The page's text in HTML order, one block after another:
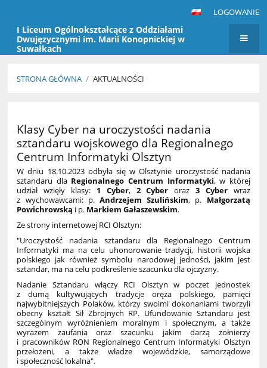
LOGOWANIE
I Liceum Ogólnokształcące z Oddziałami
Dwujęzycznymi im. Marii Konopnickiej w
Suwałkach
STRONA GŁÓWNA / AKTUALNOŚCI
Klasy Cyber na uroczystości nadania
sztandaru wojskowego dla Regionalnego
Centrum Informatyki Olsztyn
W dniu 18.10.2023 odbyła się w Olsztynie uroczystość nadania
sztandaru dla Regionalnego Centrum Informatyki, w której
udział wzięły klasy: 1 Cyber, 2 Cyber oraz3 Cyberwraz
z wychowawcami: p. Andrzejem Szulińskim, p. Małgorzatą
Powichrowską i p. Markiem Gałaszewskim.
Ze strony internetowej RCI Olsztyn:
"Uroczystość nadania sztandaru dla Regionalnego Centrum
Informatyki ma na celu uhonorowanie tradycji, historii wojska
polskiego jak również symbolu narodowej jedności, jakim jest
sztandar, ma na celu podkreślenie szacunku dla ojczyzny.
Nadanie Sztandaru włączy RCI Olsztyn w poczet jednostek
z dumą kultywujących tradycje oręża polskiego, pamięci
najwybitniejszych Polaków, którzy swoimi dokonaniami tworzyli
obecny kształt Sił Zbrojnych RP. Ufundowanie Sztandaru jest
szczególnym wyróżnieniem moralnym i społecznym, a także
wyrazem zaufania oraz szacunku jakim darzą żołnierzy
i pracowników RON Regionalnego Centrum Informatyki Olsztyn
przełożeni, a także władze wojewódzkie, samorządowe
i społeczność lokalna".